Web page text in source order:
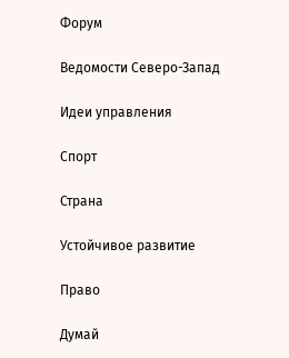
Форум
Ведомости Северо-Запад
Идеи управления
Спорт
Страна
Устойчивое развитие
Право
Думай